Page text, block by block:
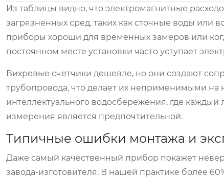
Из таблицы видно, что электромагнитные
загрязненных сред, таких как сточные воды или
приборы хороши для временных замеров или
постоянном месте установки часто уступает
Вихревые счетчики дешевле, но они создают
трубопровода, что делает их неприменимыми на
интеллектуального водосбережения, где
измерения является предпочтительной.
Типичные ошибки монтажа и
Даже самый качественный прибор покажет
завода-изготовителя. В нашей практике более